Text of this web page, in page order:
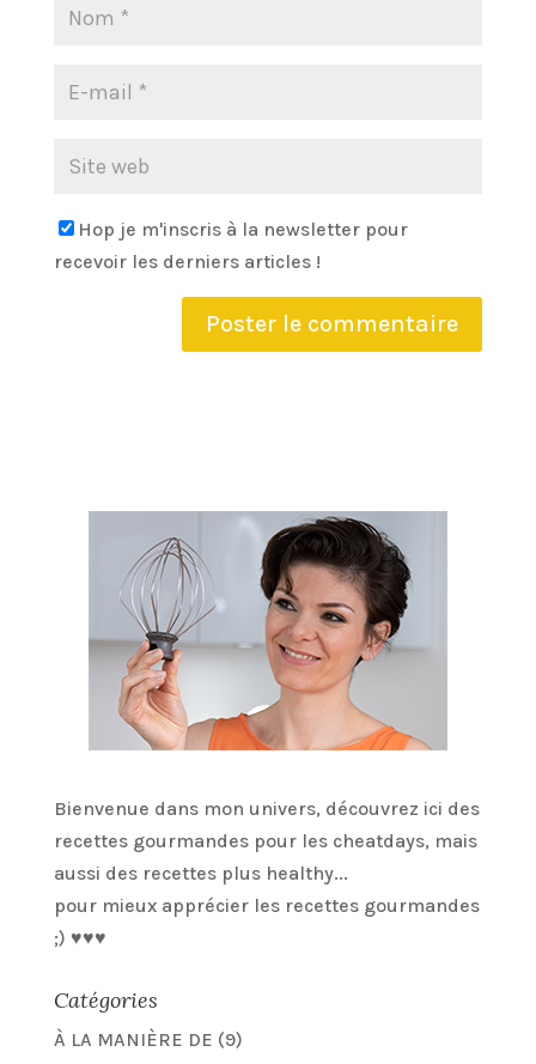
Hop je m'inscris à la newsletter pour
recevoir les derniers articles !
Bienvenue dans mon univers, découvrez ici des
recettes gourmandes pour les cheatdays, mais
aussi des recettes plus healthy...
pour mieux apprécier les recettes gourmandes
;) ♥♥♥
Catégories
À LA MANIÈRE DE (9)